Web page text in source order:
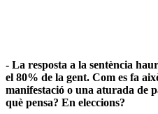
- La resposta a la sentència
el 80% de la gent. Com es fa
manifestació o una aturada de
què pensa? En eleccions?